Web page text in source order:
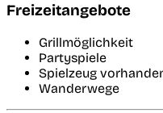
Freizeitangebote
Grillmöglichkeit
Partyspiele
Spielzeug
Wanderwege